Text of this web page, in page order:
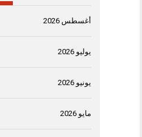
أغسطس 2026
يوليو 2026
يونيو 2026
مايو 2026